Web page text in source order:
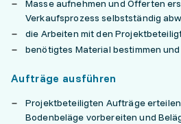
Masse aufnehmen und Offerten
Verkaufsprozess selbstständig
die Arbeiten mit den
benötigtes Material bestimmen
Aufträge ausführen
Projektbeteiligten Aufträge
Bodenbeläge vorbereiten und